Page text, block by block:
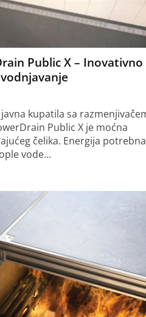
Public X – Inovativno
kupatila sa
Public X je moćna
čelika. Energija potrebna
vode...